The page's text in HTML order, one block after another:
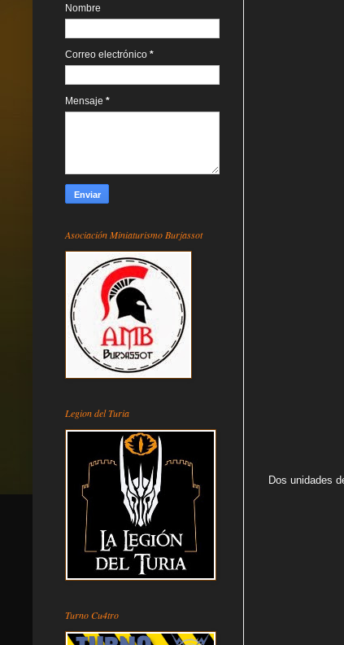
Dos unidades
Nombre
Correo electrónico *
Mensaje *
Asociación Miniaturismo Burjassot
Legion del Turia
Turno Cu4tro